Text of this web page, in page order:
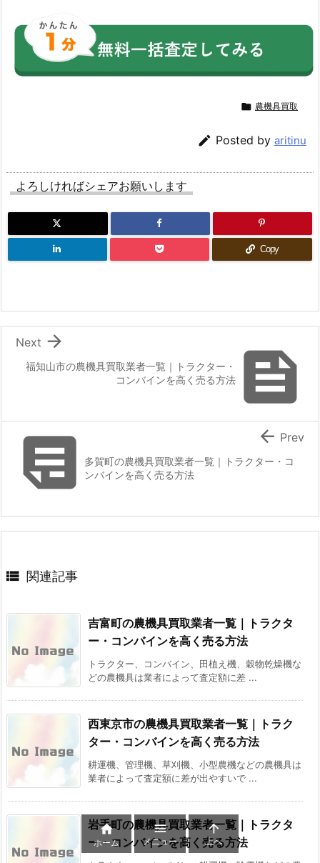
 農機具買取
 Posted by aritinu
よろしければシェアお願いします
Copy

福知山市の農機具買取業者一覧｜トラクター・
コンバインを高く売る方法

Next
多賀町の農機具買取業者一覧｜トラクター・コ
ンバインを高く売る方法
 Prev
 関連記事
吉富町の農機具買取業者一覧｜トラクタ
ー・コンバインを高く売る方法
トラクター、コンバイン、田植え機、穀物乾燥機な
どの農機具は業者によって査定額に差 ...
西東京市の農機具買取業者一覧｜トラク
ター・コンバインを高く売る方法
耕運機、管理機、草刈機、小型農機などの農機具は
業者によって査定額に差が出やすいで ...
岩手町の農機具買取業者一覧｜トラクタ
ー・コンバインを高く売る方法

ホーム

メニュー

上へ